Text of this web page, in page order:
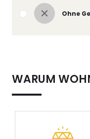
Ohne
WARUM